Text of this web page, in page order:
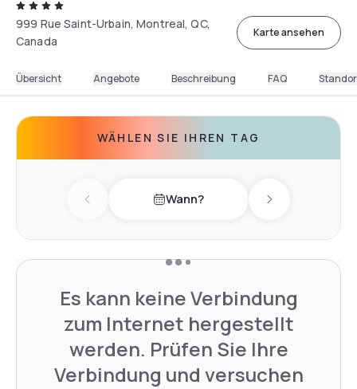
999 Rue Saint-Urbain, Montreal, QC,
Canada
Karte ansehen
Übersicht Angebote Beschreibung FAQ
WÄHLEN SIE IHREN TAG
Previous day Wann? Next day
Es kann keine Verbindung
zum Internet hergestellt
werden. Prüfen Sie Ihre
Verbindung und versuchen